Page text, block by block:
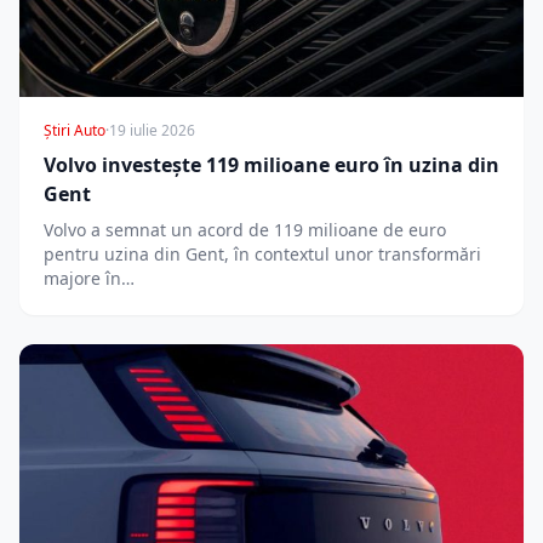
Știri Auto·19 iulie 2026
Volvo investește 119 milioane euro în uzina din
Gent
Volvo a semnat un acord de 119 milioane de euro
pentru uzina din Gent, în contextul unor transformări
majore în…